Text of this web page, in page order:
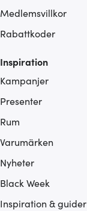
Medlemsvillkor
Rabattkoder
Inspiration
Kampanjer
Presenter
Rum
Varumärken
Nyheter
Black Week
Inspiration & guider